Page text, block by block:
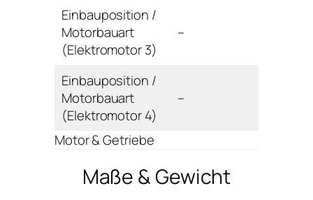
Einbauposition /
Motorbauart
(Elektromotor 3)
–
Einbauposition /
Motorbauart
(Elektromotor 4)
–
Motor & Getriebe
Maße & Gewicht